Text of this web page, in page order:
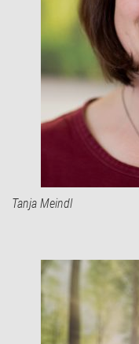
Tanja Meindl